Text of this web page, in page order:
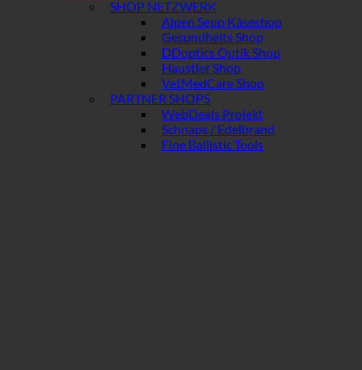
SHOP NETZWERK
Alpen Sepp Käseshop
Gesundheits Shop
DDoptics Optik Shop
Haustier Shop
VetMedCare Shop
PARTNER SHOPS
WebDeals Projekt
Schnaps / Edelbrand
Fine Ballistic Tools